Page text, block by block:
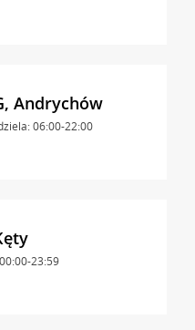
Andrychów
06:00-22:00
23:59